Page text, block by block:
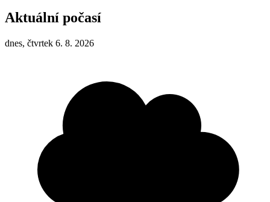
Aktuální počasí
dnes, čtvrtek 6. 8. 2026